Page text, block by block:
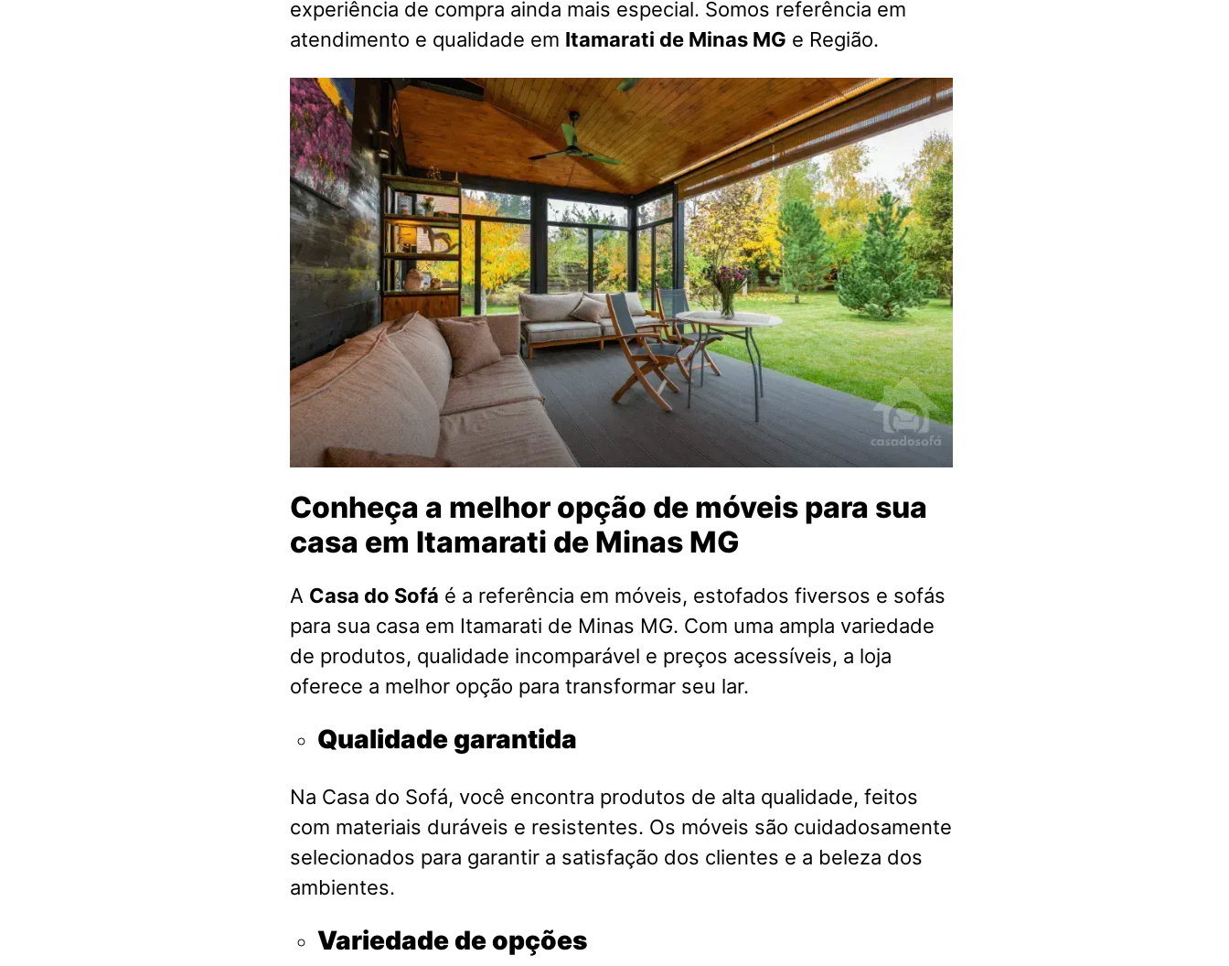
experiência de compra ainda mais especial. Somos referência em
atendimento e qualidade em Itamarati de Minas MG e Região.
Conheça a melhor opção de móveis para sua
casa em Itamarati de Minas MG
A Casa do Sofá é a referência em móveis, estofados fiversos e sofás
para sua casa em Itamarati de Minas MG. Com uma ampla variedade
de produtos, qualidade incomparável e preços acessíveis, a loja
oferece a melhor opção para transformar seu lar.
Qualidade garantida
Na Casa do Sofá, você encontra produtos de alta qualidade, feitos
com materiais duráveis e resistentes. Os móveis são cuidadosamente
selecionados para garantir a satisfação dos clientes e a beleza dos
ambientes.
Variedade de opções